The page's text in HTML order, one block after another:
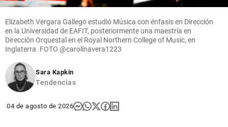
Elizabeth Vergara Gallego estudió Música con énfasis en Dirección
en la Universidad de EAFIT, posteriormente una maestría en
Dirección Orquestal en el Royal Northern College of Music, en
Inglaterra. FOTO @carolinavera1223
Sara Kapkin
Tendencias
04 de agosto de 2026